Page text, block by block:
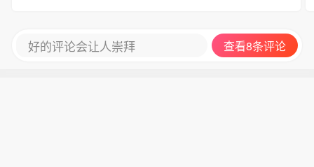
好的评论会让人崇拜 查看8条评论